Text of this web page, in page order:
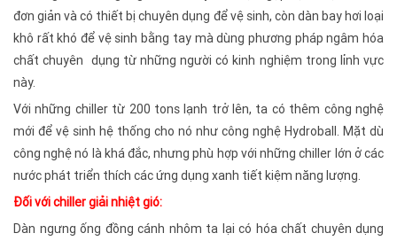
đơn giản và có thiết bị chuyên dụng để vệ sinh, còn dàn bay hơi loại
khô rất khó để vệ sinh bằng tay mà dùng phương pháp ngâm hóa
chất chuyên dụng từ những người có kinh nghiệm trong lỉnh vực
này.
Với những chiller từ 200 tons lạnh trở lên, ta có thêm công nghệ
mới để vệ sinh hệ thống cho nó như công nghệ Hydroball. Mặt dù
công nghệ nó là khá đắc, nhưng phù hợp với những chiller lớn ở các
nước phát triển thích các ứng dụng xanh tiết kiệm năng lượng.
Đối với chiller giải nhiệt gió:
Dàn ngưng ống đồng cánh nhôm ta lại có hóa chất chuyên dụng